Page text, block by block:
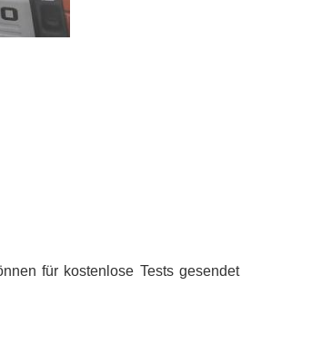
für kostenlose Tests gesendet